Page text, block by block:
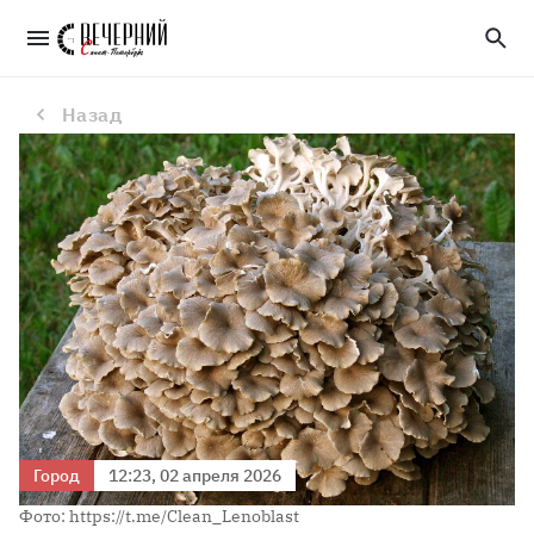
Красная книга Ленобласти пополнилась новыми записями
Назад
Город
12:23, 02 апреля 2026
Фото: https://t.me/Clean_Lenoblast